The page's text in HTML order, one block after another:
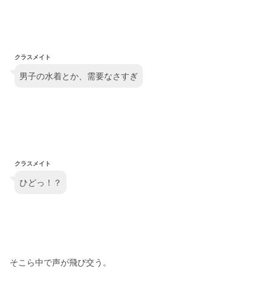
クラスメイト
男子の水着とか、需要なさすぎ
クラスメイト
ひどっ！？
そこら中で声が飛び交う。